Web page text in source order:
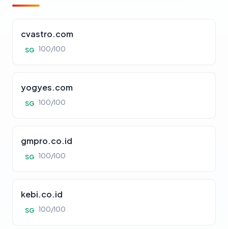
cvastro.com
SG 100/100
yogyes.com
SG 100/100
gmpro.co.id
SG 100/100
kebi.co.id
SG 100/100